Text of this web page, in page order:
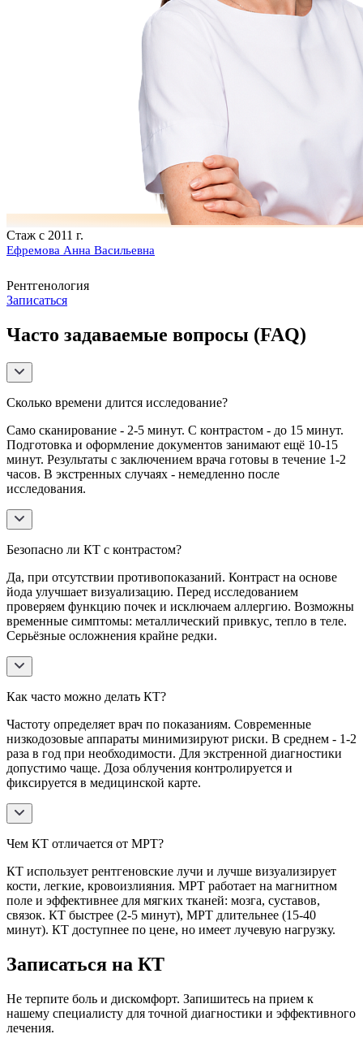
Стаж с 2011 г.
Ефремова Анна Васильевна
Рентгенология
Записаться
Часто задаваемые вопросы (FAQ)
Сколько времени длится исследование?
Само сканирование - 2-5 минут. С контрастом - до 15 минут.
Подготовка и оформление документов занимают ещё 10-15
минут. Результаты с заключением врача готовы в течение 1-2
часов. В экстренных случаях - немедленно после
исследования.
Безопасно ли КТ с контрастом?
Да, при отсутствии противопоказаний. Контраст на основе
йода улучшает визуализацию. Перед исследованием
проверяем функцию почек и исключаем аллергию. Возможны
временные симптомы: металлический привкус, тепло в теле.
Серьёзные осложнения крайне редки.
Как часто можно делать КТ?
Частоту определяет врач по показаниям. Современные
низкодозовые аппараты минимизируют риски. В среднем - 1-2
раза в год при необходимости. Для экстренной диагностики
допустимо чаще. Доза облучения контролируется и
фиксируется в медицинской карте.
Чем КТ отличается от МРТ?
КТ использует рентгеновские лучи и лучше визуализирует
кости, легкие, кровоизлияния. МРТ работает на магнитном
поле и эффективнее для мягких тканей: мозга, суставов,
связок. КТ быстрее (2-5 минут), МРТ длительнее (15-40
минут). КТ доступнее по цене, но имеет лучевую нагрузку.
Записаться на КТ
Не терпите боль и дискомфорт. Запишитесь на прием к
нашему специалисту для точной диагностики и эффективного
лечения.